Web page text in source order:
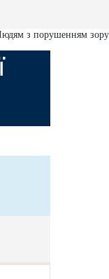
з порушенням зору